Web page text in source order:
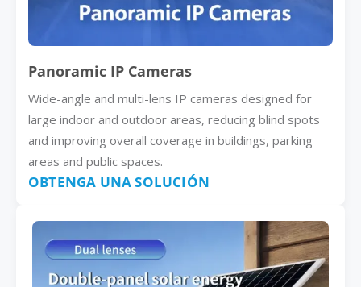
Panoramic IP Cameras
Wide-angle and multi-lens IP cameras designed for
large indoor and outdoor areas, reducing blind spots
and improving overall coverage in buildings, parking
areas and public spaces.
OBTENGA UNA SOLUCIÓN